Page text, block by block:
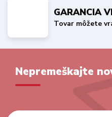
GARANCIA
Tovar môžete
Nepremeškajte